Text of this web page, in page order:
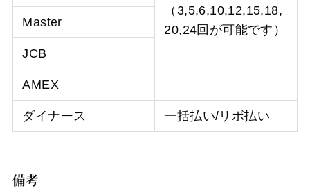
（3,5,6,10,12,15,18,
20,24回が可能です）
Master
JCB
AMEX
ダイナース 一括払い/リボ払い
備考